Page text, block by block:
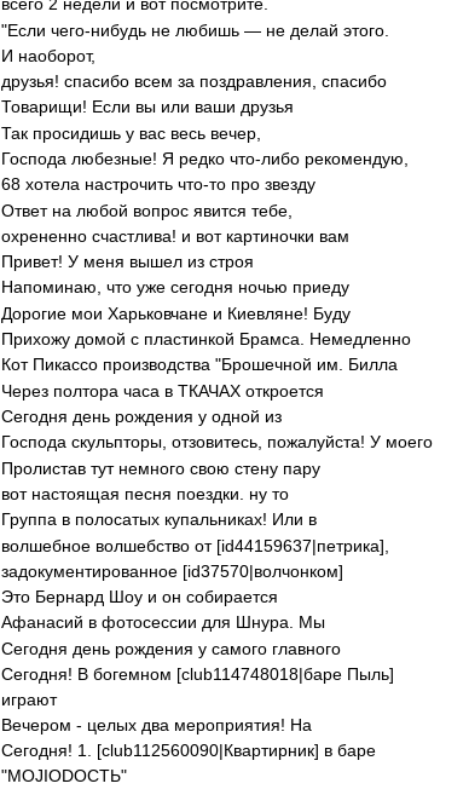
всего 2 недели и вот посмотрите.
"Если чего-нибудь не любишь — не делай этого.
И наоборот,
друзья! спасибо всем за поздравления, спасибо
Товарищи! Если вы или ваши друзья
Так просидишь у вас весь вечер,
Господа любезные! Я редко что-либо рекомендую,
68 хотела настрочить что-то про звезду
Ответ на любой вопрос явится тебе,
охрененно счастлива! и вот картиночки вам
Привет! У меня вышел из строя
Напоминаю, что уже сегодня ночью приеду
Дорогие мои Харьковчане и Киевляне! Буду
Прихожу домой с пластинкой Брамса. Немедленно
Кот Пикассо производства "Брошечной им. Билла
Через полтора часа в ТКАЧАХ откроется
Сегодня день рождения у одной из
Господа скульпторы, отзовитесь, пожалуйста! У моего
Пролистав тут немного свою стену пару
вот настоящая песня поездки. ну то
Группа в полосатых купальниках! Или в
волшебное волшебство от [id44159637|петрика],
задокументированное [id37570|волчонком]
Это Бернард Шоу и он собирается
Афанасий в фотосессии для Шнура. Мы
Сегодня день рождения у самого главного
Сегодня! В богемном [club114748018|баре Пыль]
играют
Вечером - целых два мероприятия! На
Сегодня! 1. [club112560090|Квартирник] в баре
"МОJIОDОСТЬ"